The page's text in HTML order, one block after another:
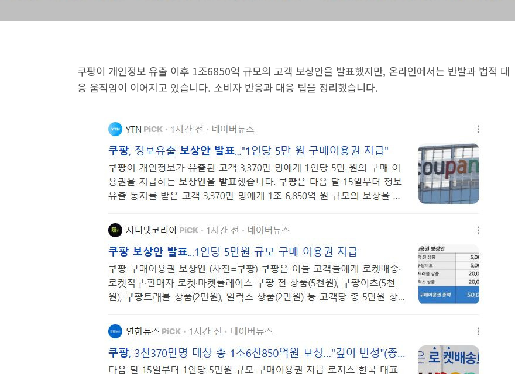
쿠팡이 개인정보 유출 이후 1조6850억 규모의 고객 보상안을 발표했지만, 온라인에서는 반발과 법적 대
응 움직임이 이어지고 있습니다. 소비자 반응과 대응 팁을 정리했습니다.